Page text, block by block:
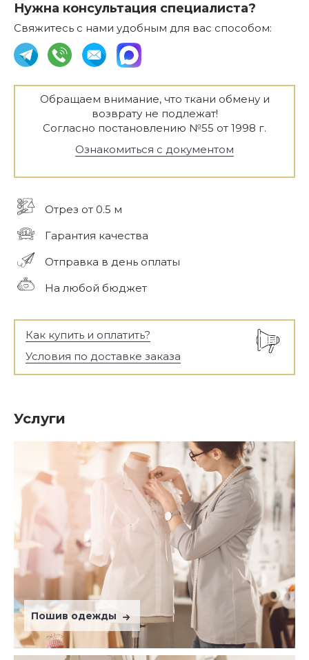
Нужна консультация специалиста?
Свяжитесь с нами удобным для вас способом:
Обращаем внимание, что ткани обмену и
возврату не подлежат!
Согласно постановлению №55 от 1998 г.
Ознакомиться с документом
Отрез от 0.5 м
Гарантия качества
Отправка в день оплаты
На любой бюджет
Как купить и оплатить?
Условия по доставке заказа
Услуги
Пошив одежды